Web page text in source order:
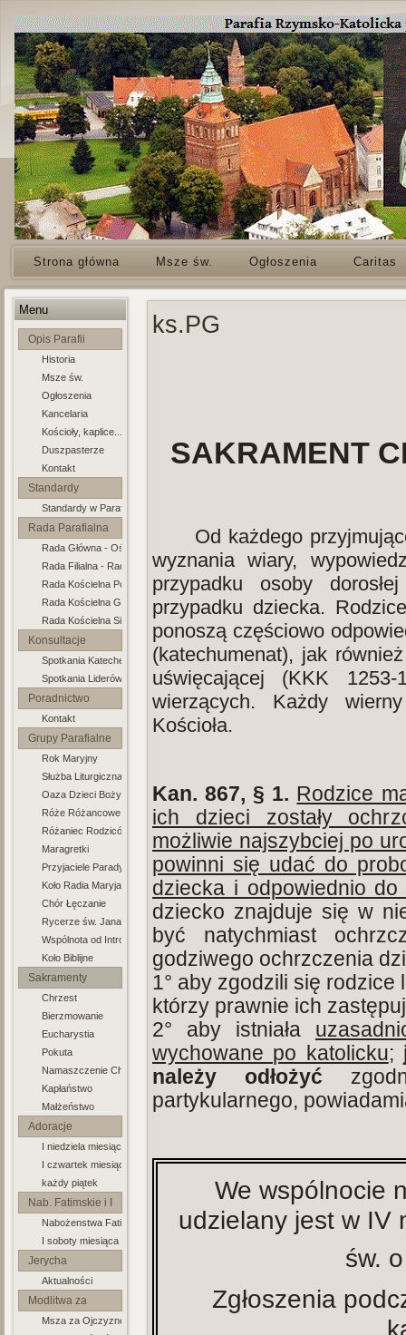
Strona główna Msze św. Ogłoszenia Caritas
Menu
Opis Parafii
Historia
Msze św.
Ogłoszenia
Kancelaria
Kościoły, kaplice...
Duszpasterze
Kontakt
Standardy
Ochrony Dzieci
Standardy w Parafii
Rada Parafialna
Rada Główna - Ośno
Rada Filialna - Radachów
Rada Kościelna Połęcko
Rada Kościelna Gronów
Rada Kościelna Sienno
Konsultacje
Duszp.
Spotkania Katechetyczne
Spotkania Liderów Grup
Poradnictwo
Rodzinne
Kontakt
Grupy Parafialne
Rok Maryjny
Służba Liturgiczna Ołtarza
Oaza Dzieci Bożych
Róże Różancowe
Różaniec Rodziców
Maragretki
Przyjaciele Paradyża
Koło Radia Maryja
Chór Łęczanie
Rycerze św. Jana Pawła II
Wspólnota od Intronizacji NSPJ
Koło Biblijne
Sakramenty
Chrzest
Bierzmowanie
Eucharystia
Pokuta
Namaszczenie Chorych
Kapłaństwo
Małżeństwo
Adoracje
I niedziela miesiąca
I czwartek miesiąca
każdy piątek
Nab. Fatimskie i I
soboty
Nabożenstwa Fatimskie
I soboty miesiąca
Jerycha
Modlitewne
Aktualności
Modlitwa za
Ojczyznę
Msza za Ojczyznę
ks.PG
SAKRAMENT
Od każdego
wyznania wiary,
przypadku osoby
przypadku dziecka.
ponoszą częściowo
(katechumenat), jak
uświęcającej (KKK
wierzących. Każdy
Kościoła.
Kan. 867, § 1. Rodzice
ich dzieci zostały
możliwie najszybciej po
powinni się udać do
dziecka i odpowiednio
dziecko znajduje się w
być natychmiast
godziwego ochrzczenia
1° aby zgodzili się
którzy prawnie ich
2° aby istniała
wychowane po katolicku;
należy odłożyć
partykularnego,
We wspólnocie
udzielany jest w IV
św.
Zgłoszenia